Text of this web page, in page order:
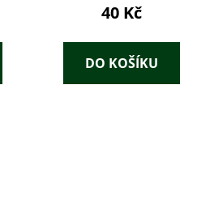
40 Kč
DO KOŠÍKU